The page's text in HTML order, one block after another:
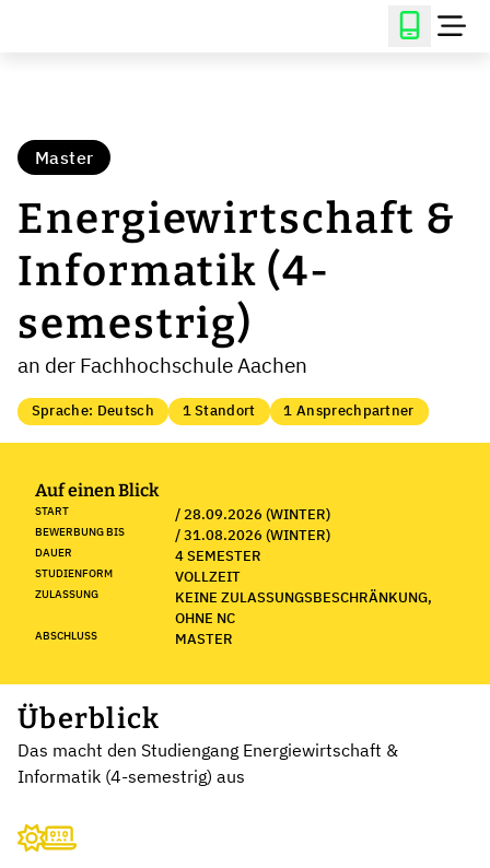
Master
Energiewirtschaft &
Informatik (4-
semestrig)
an der Fachhochschule Aachen
Sprache: Deutsch 1 Standort 1 Ansprechpartner
Auf einen Blick
START / 28.09.2026 (WINTER)
BEWERBUNG BIS / 31.08.2026 (WINTER)
DAUER 4 SEMESTER
STUDIENFORM VOLLZEIT
ZULASSUNG
KEINE ZULASSUNGSBESCHRÄNKUNG,
OHNE NC
ABSCHLUSS MASTER
Überblick
Das macht den Studiengang Energiewirtschaft &
Informatik (4-semestrig) aus